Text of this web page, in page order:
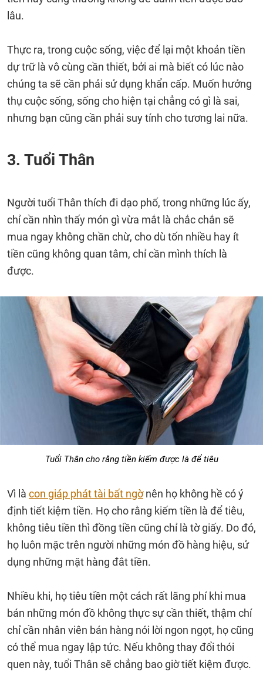
lâu.
Thực ra, trong cuộc sống, việc để lại một khoản tiền
dự trữ là vô cùng cần thiết, bởi ai mà biết có lúc nào
chúng ta sẽ cần phải sử dụng khẩn cấp. Muốn hưởng
thụ cuộc sống, sống cho hiện tại chẳng có gì là sai,
nhưng bạn cũng cần phải suy tính cho tương lai nữa.
3. Tuổi Thân
Người tuổi Thân thích đi dạo phố, trong những lúc ấy,
chỉ cần nhìn thấy món gì vừa mắt là chắc chắn sẽ
mua ngay không chần chừ, cho dù tốn nhiều hay ít
tiền cũng không quan tâm, chỉ cần mình thích là
được.
Tuổi Thân cho rằng tiền kiếm được là để tiêu
Vì là con giáp phát tài bất ngờnên họ không hề có ý
định tiết kiệm tiền. Họ cho rằng kiếm tiền là để tiêu,
không tiêu tiền thì đồng tiền cũng chỉ là tờ giấy. Do đó,
họ luôn mặc trên người những món đồ hàng hiệu, sử
dụng những mặt hàng đắt tiền.
Nhiều khi, họ tiêu tiền một cách rất lãng phí khi mua
bán những món đồ không thực sự cần thiết, thậm chí
chỉ cần nhân viên bán hàng nói lời ngon ngọt, họ cũng
có thể mua ngay lập tức. Nếu không thay đổi thói
quen này, tuổi Thân sẽ chẳng bao giờ tiết kiệm được.